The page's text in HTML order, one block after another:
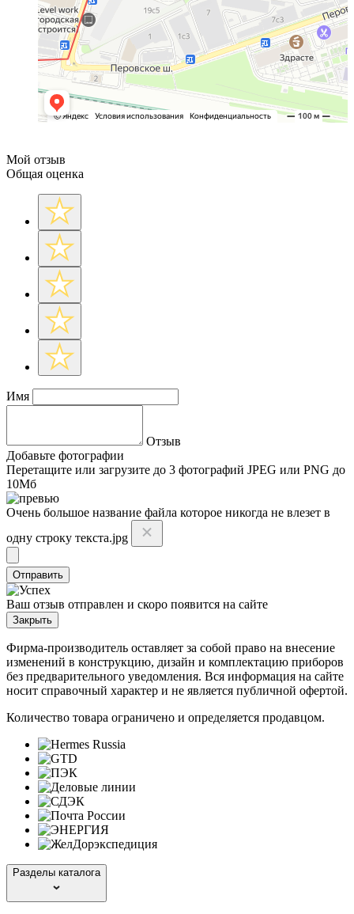
Мой отзыв
Общая оценка
Имя
Отзыв
Добавьте фотографии
Перетащите или загрузите до 3 фотографий JPEG или PNG до
10Мб
Очень большое название файла которое никогда не влезет в
одну строку текста.jpg
Отправить
Ваш отзыв отправлен и скоро появится на сайте
Закрыть
Фирма-производитель оставляет за собой право на внесение
изменений в конструкцию, дизайн и комплектацию приборов
без предварительного уведомления. Вся информация на сайте
носит справочный характер и не является публичной офертой.
Количество товара ограничено и определяется продавцом.
Разделы каталога